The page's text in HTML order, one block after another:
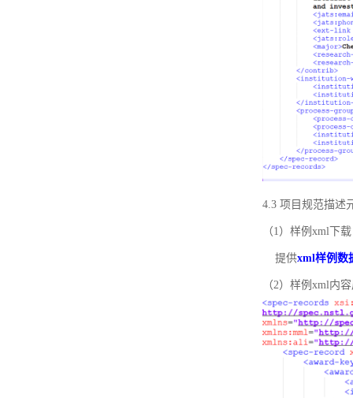
4.3 项目规范描述
（1）样例xml下载
提供xml样例数
（2）样例xml内